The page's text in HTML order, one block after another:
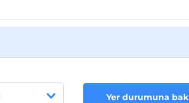
Yer durumuna bak